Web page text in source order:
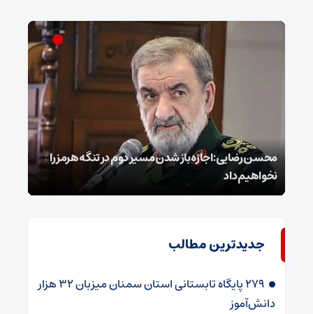
محسن رضایی: اجازه باز شدن مسیر دوم در تنگه هرمز را
نخواهیم داد
جدیدترین مطالب
۲۷۹ پایگاه تابستانی استان سمنان میزبان ۳۲ هزار
دانش‌آموز